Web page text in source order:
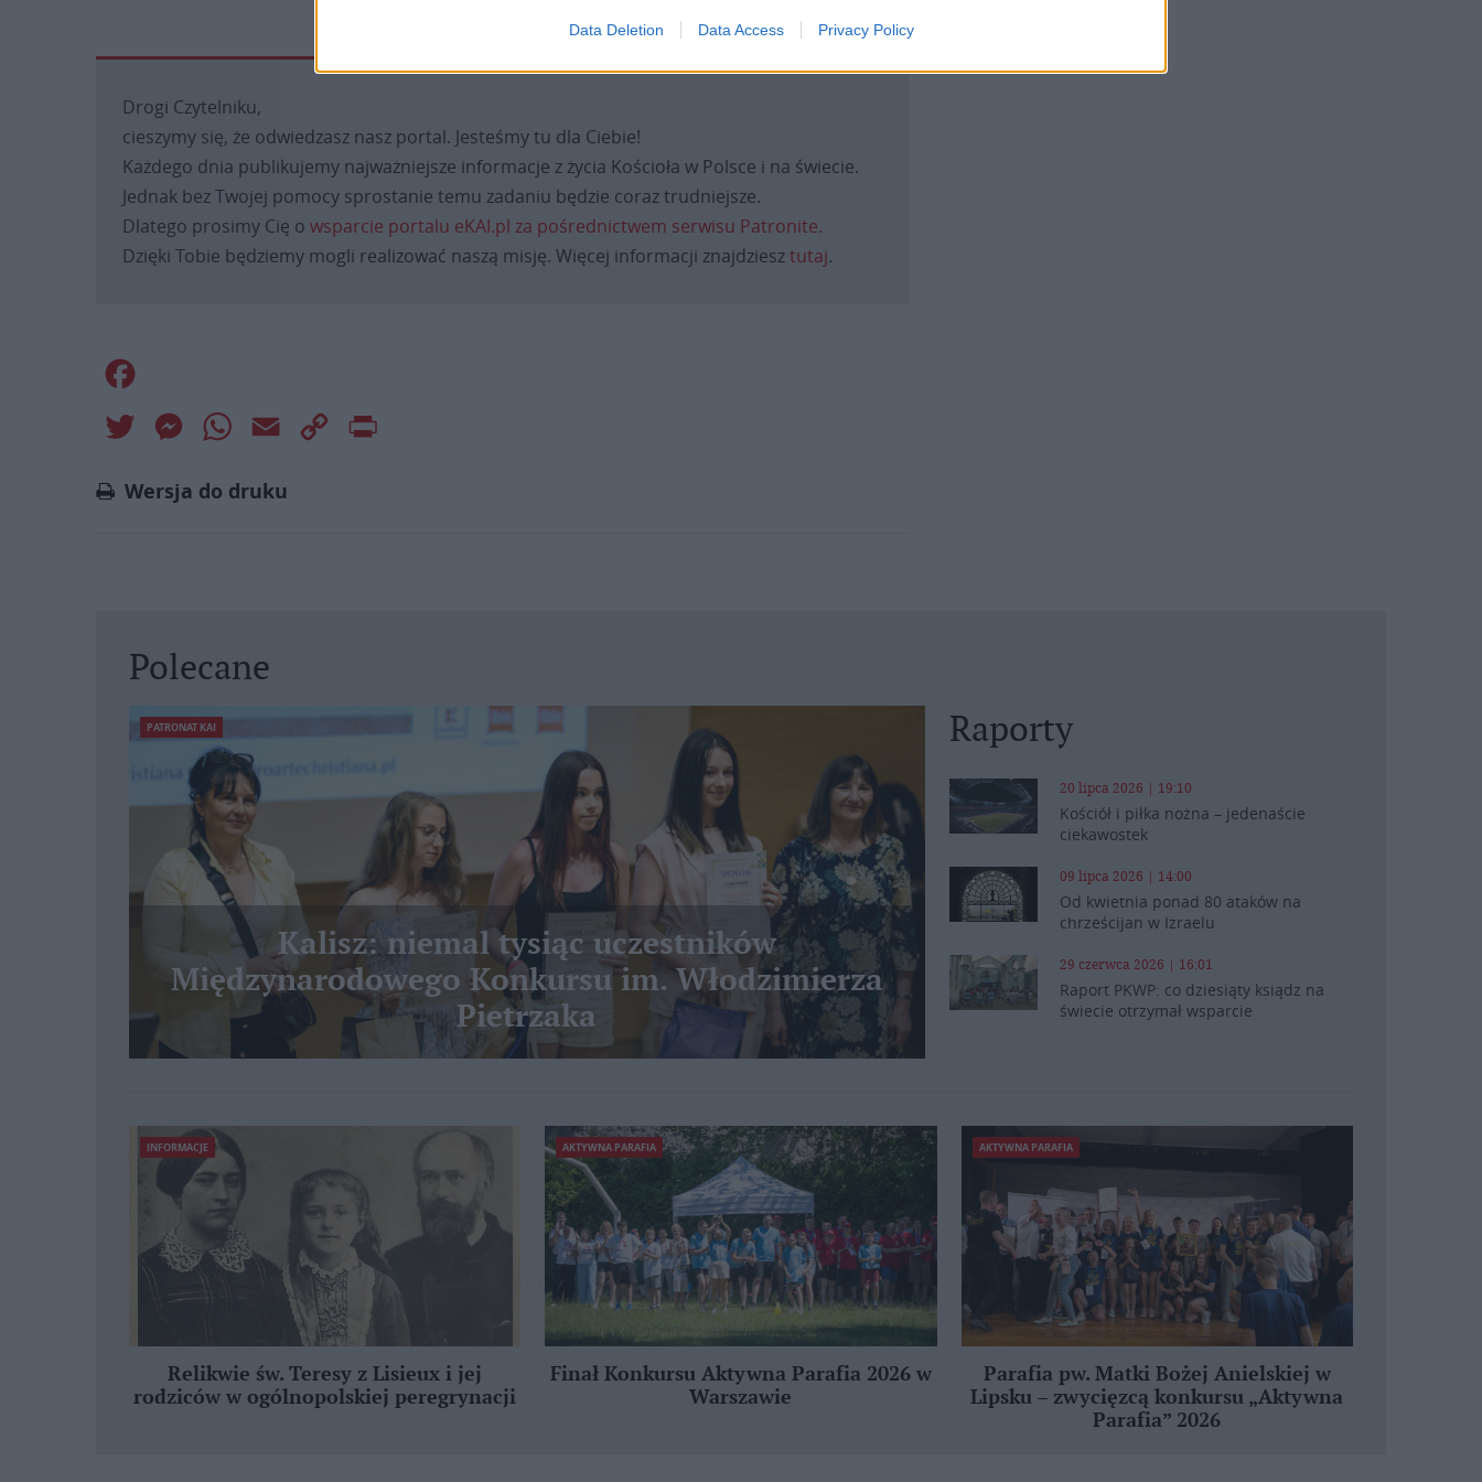
Data Deletion Data Access Privacy Policy
Drogi Czytelniku,
cieszymy się, że odwiedzasz nasz portal. Jesteśmy tu dla Ciebie!
Każdego dnia publikujemy najważniejsze informacje z życia Kościoła w Polsce i na świecie.
Jednak bez Twojej pomocy sprostanie temu zadaniu będzie coraz trudniejsze.
Dlatego prosimy Cię o wsparcie portalu eKAI.pl za pośrednictwem serwisu Patronite.
Dzięki Tobie będziemy mogli realizować naszą misję. Więcej informacji znajdziesztutaj.
Twitter MessengerWhatsApp
Email
Copy
Wersja do druku
Polecane
PATRONAT KAI
Kalisz: niemal tysiąc uczestników
Międzynarodowego Konkursu im. Włodzimierza
Pietrzaka
Raporty
20 lipca 2026 | 19:10
Kościół i piłka nożna – jedenaście
ciekawostek
09 lipca 2026 | 14:00
Od kwietnia ponad 80 ataków na
chrześcijan w Izraelu
29 czerwca 2026 | 16:01
Raport PKWP: co dziesiąty ksiądz na
świecie otrzymał wsparcie
INFORMACJE
Relikwie św. Teresy z Lisieux i jej
rodziców w ogólnopolskiej peregrynacji
AKTYWNA PARAFIA
Finał Konkursu Aktywna Parafia 2026 w
Warszawie
AKTYWNA PARAFIA
Parafia pw. Matki Bożej Anielskiej w
Lipsku – zwycięzcą konkursu „Aktywna
Parafia” 2026